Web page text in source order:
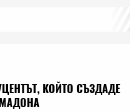
КОЙТО СЪЗДАДЕ
МАДОНА